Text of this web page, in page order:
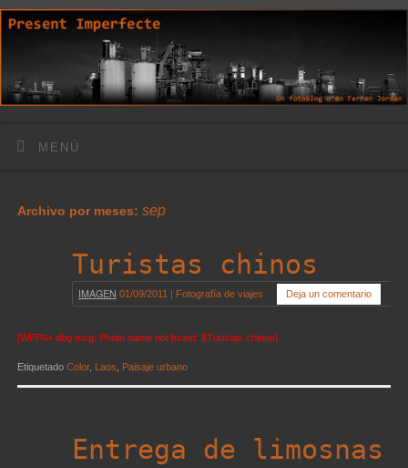
MENÚ
Archivo por meses: sep
Turistas chinos
IMAGEN 01/09/2011 | Fotografía de viajes Deja un comentario
[WPPA+ dbg msg: Photo name not found: $Turistas chinos]
Etiquetado Color, Laos Paisaje urbano
Entrega de limosnas